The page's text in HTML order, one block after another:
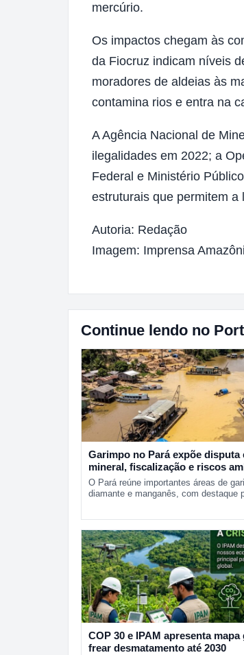
mercúrio.
Os impactos chegam às
da Fiocruz indicam níveis
moradores de aldeias às
contamina rios e entra na
A Agência Nacional de
ilegalidades em 2022; a
Federal e Ministério
estruturais que permitem a
Autoria: Redação
Imagem: Imprensa
Continue lendo no
Garimpo no Pará expõe disputa
mineral, fiscalização e riscos
O Pará reúne importantes áreas de
diamante e manganês, com destaque
COP 30 e IPAM apresenta
frear desmatamento até 2030